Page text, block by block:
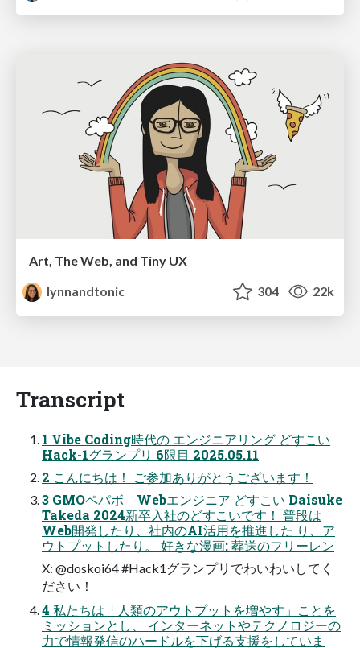
Art, The Web, and Tiny UX
lynnandtonic
304 22k
Transcript
1 Vibe Coding時代の エンジニアリング どすこい
Hack-1グランプリ 6限⽬ 2025.05.11
2 こんにちは！ ご参加ありがとうございます！
3 GMOペパボ Webエンジニア どすこい Daisuke
Takeda 2024新卒⼊社のどすこいです！ 普段は
Web開発したり、社内のAI活⽤を推進した り、ア
ウトプットしたり。 好きな漫画: 葬送のフリーレン
X: @doskoi64 #Hack1グランプリでわいわいしてく
ださい！
4 私たちは「⼈類のアウトプットを増やす」ことを
ミッションとし、 インターネットやテクノロジーの
⼒で情報発信のハードルを下げる⽀援をしていま